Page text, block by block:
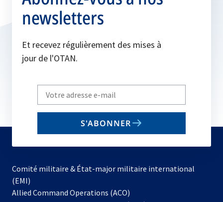
newsletters
Et recevez régulièrement des mises à
jour de l'OTAN.
Write
your
email
S'ABONNER
Comité militaire & État-major militaire international
(EMI)
Allied Command Operations (ACO)